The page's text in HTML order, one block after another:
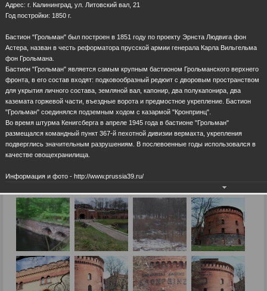
Адрес: г. Калининград, ул. Литовский вал, 21
Год постройки: 1850 г.
Бастион "Грольман" был построен в 1851 году по проекту Эрнста Людвига фон
Астера, назван в честь реформатора прусской армии генерала Карла Вильгельма
фон Грольмана.
Бастион "Грольман" является самым крупным бастионом Грольманского верхнего
фронта, в его состав входят: подковообразный редюит с дворовым пространством
для укрытия личного состава, земляной вал, капонир, два полукапонира, два
каземата горжевой части, въездные ворота и предмостное укрепление. Бастион
"Грольман" соединялся подземным ходом с казармой "Кронпринц".
Во время штурма Кенигсберга в апреле 1945 года в бастионе "Грольман"
размещался командный пункт 367-й пехотной дивизии вермахта, укрепления
подверглись значительным разрушениям. В послевоенные годы использовался в
качестве овощехранилища.
Информация и фото - http://www.prussia39.ru/